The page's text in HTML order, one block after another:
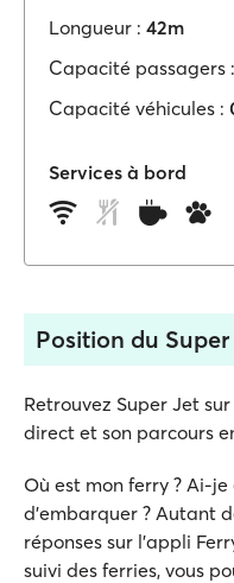
Longueur : 42m
Capacité passagers :
Capacité véhicules :
Services à bord
Position du
Retrouvez Super Jet
direct et son parcours
Où est mon ferry ? Ai-
d'embarquer ? Autant
réponses sur l'appli
suivi des ferries, vous